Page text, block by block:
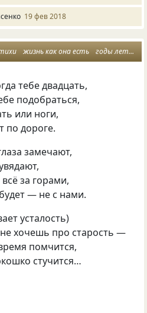
19 фев 2018
жизнь как она есть годы летят
тебе двадцать,
подобраться,
или ноги,
по дороге.
замечают,
за горами,
— не с нами.
усталость)
хочешь про старость —
помчится,
стучится…